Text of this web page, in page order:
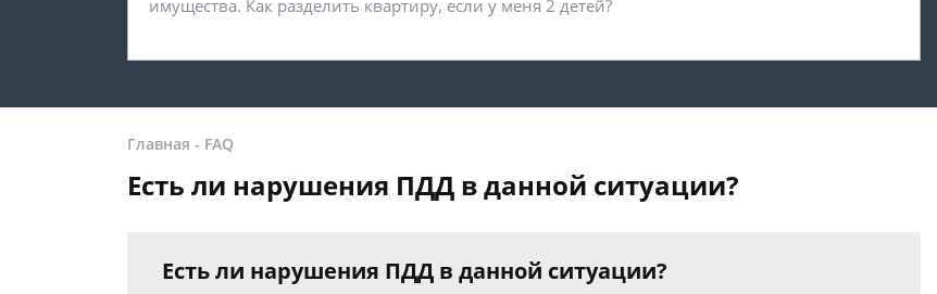
Главная - FAQ
Есть ли нарушения ПДД в данной ситуации?
Есть ли нарушения ПДД в данной ситуации?